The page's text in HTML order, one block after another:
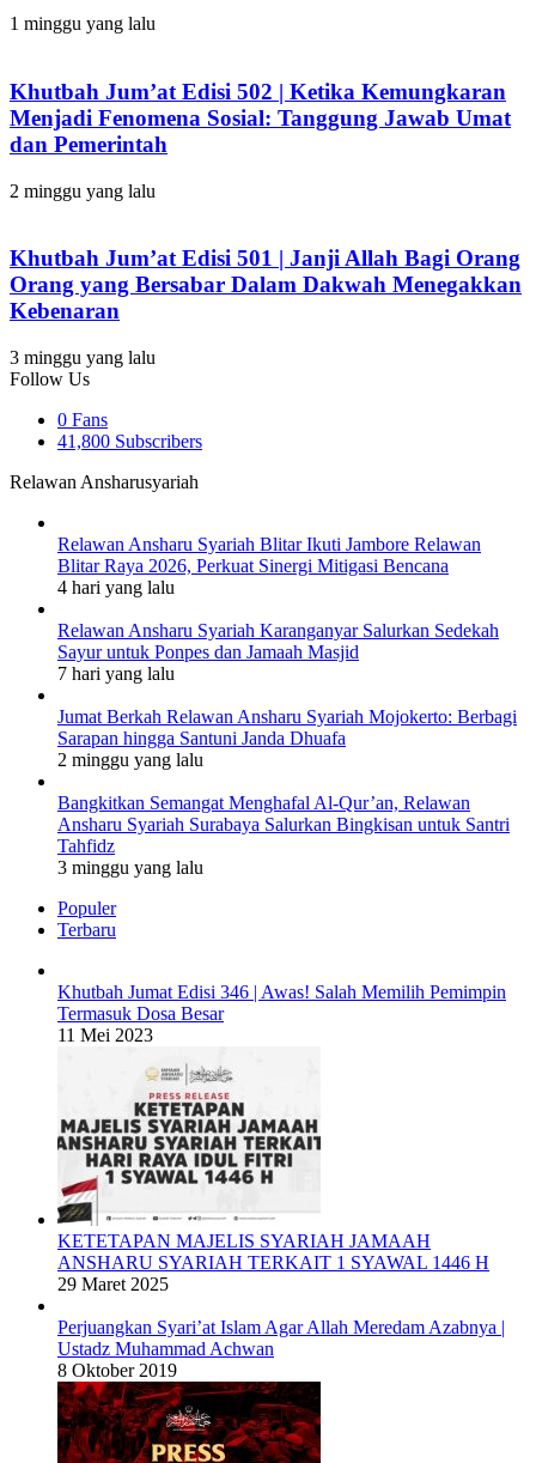
1 minggu yang lalu
Khutbah Jum’at Edisi 502 | Ketika Kemungkaran
Menjadi Fenomena Sosial: Tanggung Jawab Umat
dan Pemerintah
2 minggu yang lalu
Khutbah Jum’at Edisi 501 | Janji Allah Bagi Orang
Orang yang Bersabar Dalam Dakwah Menegakkan
Kebenaran
3 minggu yang lalu
Follow Us
0 Fans
41,800 Subscribers
Relawan Ansharusyariah
Relawan Ansharu Syariah Blitar Ikuti Jambore Relawan
Blitar Raya 2026, Perkuat Sinergi Mitigasi Bencana
4 hari yang lalu
Relawan Ansharu Syariah Karanganyar Salurkan Sedekah
Sayur untuk Ponpes dan Jamaah Masjid
7 hari yang lalu
Jumat Berkah Relawan Ansharu Syariah Mojokerto: Berbagi
Sarapan hingga Santuni Janda Dhuafa
2 minggu yang lalu
Bangkitkan Semangat Menghafal Al-Qur’an, Relawan
Ansharu Syariah Surabaya Salurkan Bingkisan untuk Santri
Tahfidz
3 minggu yang lalu
Populer
Terbaru
Khutbah Jumat Edisi 346 | Awas! Salah Memilih Pemimpin
Termasuk Dosa Besar
11 Mei 2023
KETETAPAN MAJELIS SYARIAH JAMAAH
ANSHARU SYARIAH TERKAIT 1 SYAWAL 1446 H
29 Maret 2025
Perjuangkan Syari’at Islam Agar Allah Meredam Azabnya |
Ustadz Muhammad Achwan
8 Oktober 2019